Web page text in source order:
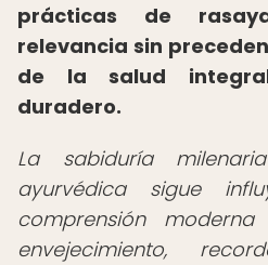
prácticas de
relevancia sin
de la salud
duradero.
La sabiduría
ayurvédica sigue
comprensión
envejecimiento,